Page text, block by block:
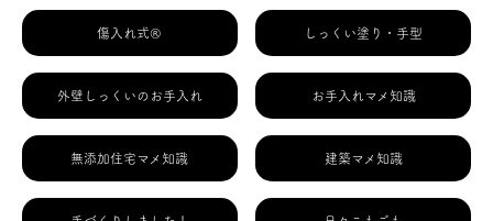
傷入れ式® しっくい塗り・手型
外壁しっくいのお手入れ お手入れマメ知識
無添加住宅マメ知識 建築マメ知識